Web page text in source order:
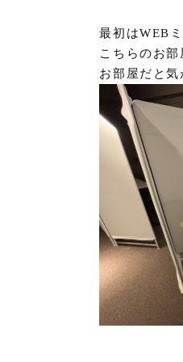
最初はWEB
こちらのお
お部屋だと気